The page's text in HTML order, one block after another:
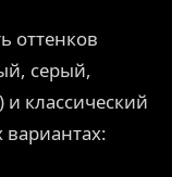
оттенков
серый,
классический